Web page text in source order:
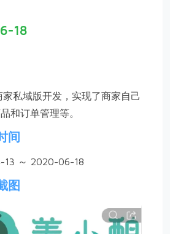
18
家私域版开发，实现了商家自己
和订单管理等。
间
13 ～ 2020-06-18
图